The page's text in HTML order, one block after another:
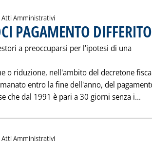
Atti Amministrativi
PAGAMENTO DIFFERITO
a preoccuparsi per l'ipotesi di una
o riduzione, nell'ambito del decretone
entro la fine dell'anno, del
che dal 1991 è pari a 30 giorni senza i...
Atti Amministrativi